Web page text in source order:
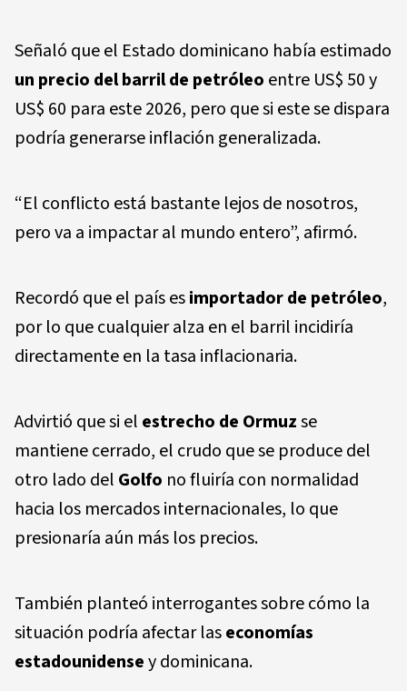
Señaló que el Estado dominicano había estimado
un precio del barril de petróleo entre US$ 50 y
US$ 60 para este 2026, pero que si este se dispara
podría generarse inflación generalizada.
“El conflicto está bastante lejos de nosotros,
pero va a impactar al mundo entero”, afirmó.
Recordó que el país esimportador de petróleo,
por lo que cualquier alza en el barril incidiría
directamente en la tasa inflacionaria.
Advirtió que si el estrecho de Ormuzse
mantiene cerrado, el crudo que se produce del
otro lado del Golfo no fluiría con normalidad
hacia los mercados internacionales, lo que
presionaría aún más los precios.
También planteó interrogantes sobre cómo la
situación podría afectar laseconomías
estadounidensey dominicana.